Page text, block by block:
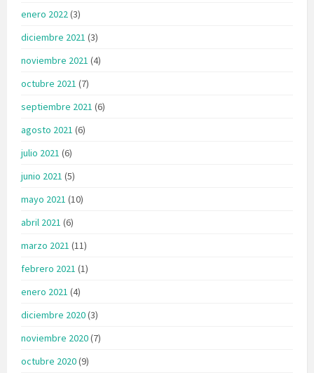
enero 2022(3)
diciembre 2021 (3)
noviembre 2021 (4)
octubre 2021 (7)
septiembre 2021 (6)
agosto 2021 (6)
julio 2021 (6)
junio 2021 (5)
mayo 2021 (10)
abril 2021 (6)
marzo 2021 (11)
febrero 2021 (1)
enero 2021 (4)
diciembre 2020(3)
noviembre 2020(7)
octubre 2020(9)